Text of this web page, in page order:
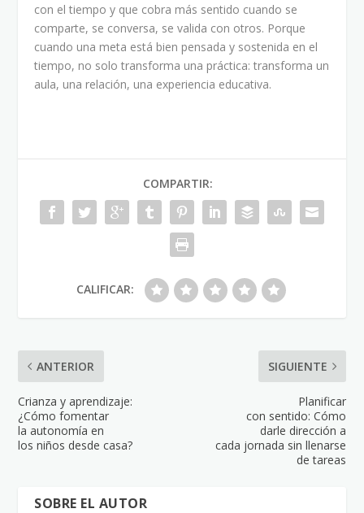
con el tiempo y que cobra más sentido cuando se
comparte, se conversa, se valida con otros. Porque
cuando una meta está bien pensada y sostenida en el
tiempo, no solo transforma una práctica: transforma un
aula, una relación, una experiencia educativa.
COMPARTIR:
CALIFICAR:
ANTERIOR
Crianza y aprendizaje:
¿Cómo fomentar
la autonomía en
los niños desde casa?
SIGUIENTE
Planificar
con sentido: Cómo
darle dirección a
cada jornada sin llenarse
de tareas
SOBRE EL AUTOR